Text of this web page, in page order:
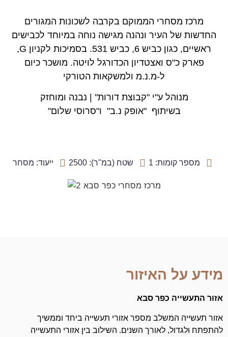
מרכז מסחרי הממוקם בקרבה לשכונות המגורים
החדשות של העיר ונהנה מגישה נוחה במיוחד לכבישים
ראשיים, כגון כביש 6, כביש 531. בסמיכות לקניון G,
פארק כ"ס ואצטדיון הכדורגל לויטה. מושכר כיום
ל-מ.נ.מ ולמשקאות הטורקי
מנוהל ע"י "קבוצת דורות" | נבנה ומוחזק
בשיתוף "אופק נ.ב" ו"סרוסי שלום"
מספר קומות: 1 שטח (במ"ר): 2500 ייעוד: מסחר
מידע על האיזור
אזור התעשייה כפר סבא
אזור תעשייה המשלב מספר אזורי תעשייה ביחד וממשיך
להתפתח ולגדול, לאורך השנים. השילוב בין אזורי התעשייה